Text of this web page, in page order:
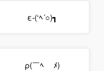
ε-(‘ﾍ´○)┓
ρ(￣ﾍ￣ ﾒ)